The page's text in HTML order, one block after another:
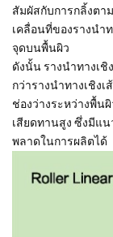
สัมผัสกับการกลิ้งตา
เคลื่อนที่ของรางนำ
จุดบนพื้นผิว
ดังนั้น รางนำทางเ
กว่ารางนำทางเชิง
ช่องว่างระหว่างพื้น
เสียดทานสูง ซึ่งมีแน
พลาดในการผลิตได้